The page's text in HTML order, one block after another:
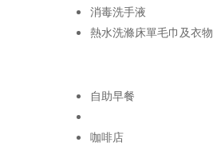
消毒洗手液
熱水洗滌床單毛巾及衣物
自助早餐
咖啡店